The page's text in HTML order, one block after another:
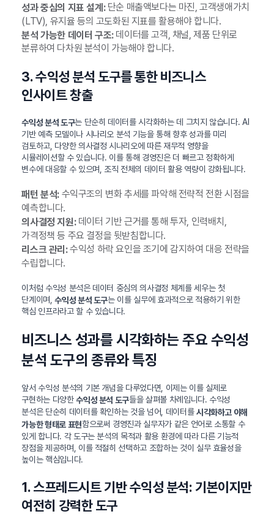
성과 중심의 지표 설계:단순 매출액보다는 마진, 고객생애가치
(LTV), 유지율 등의 고도화된 지표를 활용해야 합니다.
분석 가능한 데이터 구조:데이터를 고객, 채널, 제품 단위로
분류하여 다차원 분석이 가능해야 합니다.
3. 수익성 분석 도구를 통한 비즈니스
인사이트 창출
수익성 분석 도구는 단순히 데이터를 시각화하는 데 그치지 않습니다. AI
기반 예측 모델이나 시나리오 분석 기능을 통해 향후 성과를 미리
검토하고, 다양한 의사결정 시나리오에 따른 재무적 영향을
시뮬레이션할 수 있습니다. 이를 통해 경영진은 더 빠르고 정확하게
변수에 대응할 수 있으며, 조직 전체의 데이터 활용 역량이 강화됩니다.
패턴 분석:수익구조의 변화 추세를 파악해 전략적 전환 시점을
예측합니다.
의사결정 지원:데이터 기반 근거를 통해 투자, 인력배치,
가격정책 등 주요 결정을 뒷받침합니다.
리스크 관리:수익성 하락 요인을 조기에 감지하여 대응 전략을
수립합니다.
이처럼 수익성 분석은 데이터 중심의 의사결정 체계를 세우는 첫
단계이며,수익성 분석 도구는 이를 실무에 효과적으로 적용하기 위한
핵심 인프라라고 할 수 있습니다.
비즈니스 성과를 시각화하는 주요 수익성
분석 도구의 종류와 특징
앞서 수익성 분석의 기본 개념을 다루었다면, 이제는 이를 실제로
구현하는 다양한수익성 분석 도구들을 살펴볼 차례입니다. 수익성
분석은 단순히 데이터를 확인하는 것을 넘어, 데이터를시각화하고 이해
가능한 형태로 표현함으로써 경영진과 실무자가 같은 언어로 소통할 수
있게 합니다. 각 도구는 분석의 목적과 활용 환경에 따라 다른 기능적
장점을 제공하며, 이를 적절히 선택하고 조합하는 것이 실무 효율성을
높이는 핵심입니다.
1. 스프레드시트 기반 수익성 분석: 기본이지만
여전히 강력한 도구